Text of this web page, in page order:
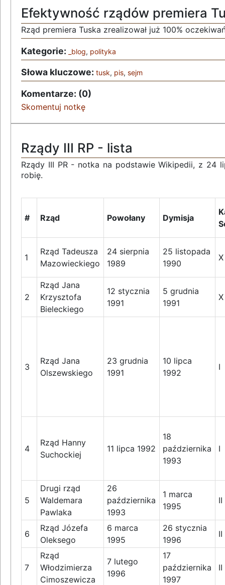
Efektywność rządów premiera
Rząd premiera Tuska zrealizował już 100%
Kategorie: _blog, polityka
Słowa kluczowe: tusk, pis, sejm
Komentarze: (0)
Skomentuj notkę
Rządy III RP - lista
Rządy III PR - notka na podstawie Wikipedii, z 24
robię.
# Rząd Powołany Dymisja
1
Rząd Tadeusza
Mazowieckiego
24 sierpnia
1989
25 listopada
1990
2
Rząd Jana
Krzysztofa
Bieleckiego
12 stycznia
1991
5 grudnia
1991
3
Rząd Jana
Olszewskiego
23 grudnia
1991
10 lipca
1992
I
4
Rząd Hanny
Suchockiej
11 lipca 1992
18
października
1993
I
5
Drugi rząd
Waldemara
Pawlaka
26
października
1993
1 marca
1995
II
6
Rząd Józefa
Oleksego
6 marca
1995
26 stycznia
1996
II
7
Rząd
Włodzimierza
Cimoszewicza
7 lutego
1996
17
października
1997
II